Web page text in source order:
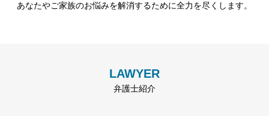
あなたやご家族のお悩みを解消するために全力を尽くします。
LAWYER
弁護士紹介